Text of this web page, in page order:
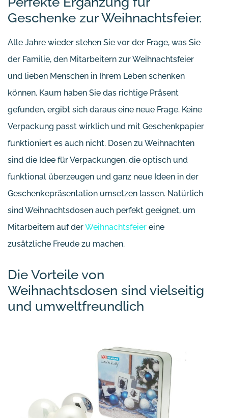
Geschenke zur Weihnachtsfeier.
Alle Jahre wieder stehen Sie vor der Frage, was Sie
der Familie, den Mitarbeitern zur Weihnachtsfeier
und lieben Menschen in Ihrem Leben schenken
können. Kaum haben Sie das richtige Präsent
gefunden, ergibt sich daraus eine neue Frage. Keine
Verpackung passt wirklich und mit Geschenkpapier
funktioniert es auch nicht. Dosen zu Weihnachten
sind die Idee für Verpackungen, die optisch und
funktional überzeugen und ganz neue Ideen in der
Geschenkepräsentation umsetzen lassen. Natürlich
sind Weihnachtsdosen auch perfekt geeignet, um
Mitarbeitern auf derWeihnachtsfeier eine
zusätzliche Freude zu machen.
Die Vorteile von
Weihnachtsdosen sind vielseitig
und umweltfreundlich